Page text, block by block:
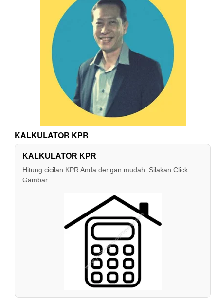
KALKULATOR KPR
KALKULATOR KPR
Hitung cicilan KPR Anda dengan mudah. Silakan Click
Gambar